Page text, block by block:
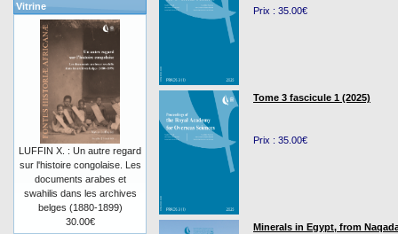
Prix : 35.00€
Tome 3 fascicule 1 (2025)
Prix : 35.00€
Minerals in Egypt, from
Vitrine
LUFFIN X. : Un autre regard
sur l'histoire congolaise. Les
documents arabes et
swahilis dans les archives
belges (1880-1899)
30.00€